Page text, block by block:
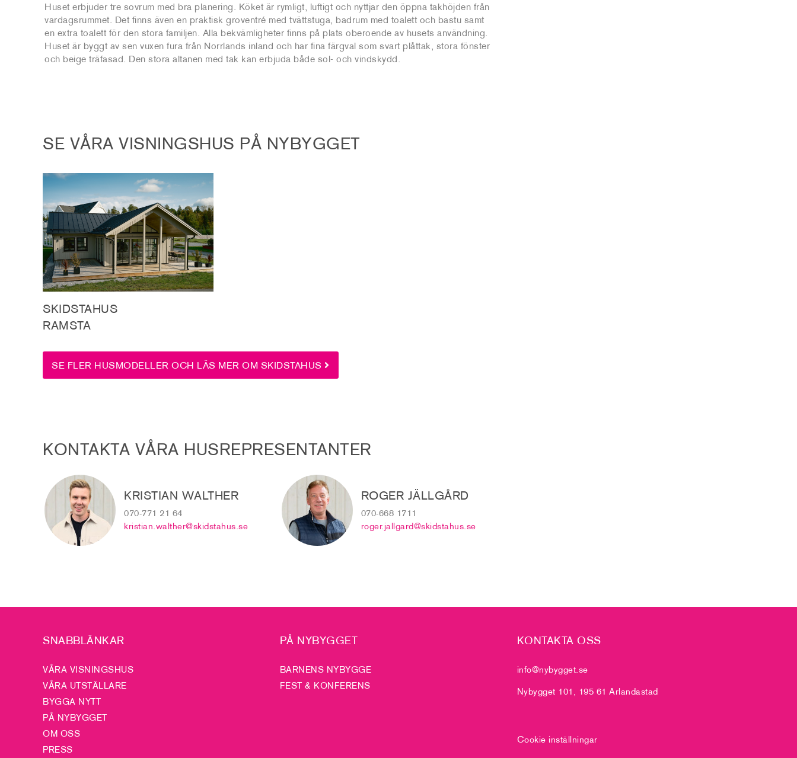
Huset erbjuder tre sovrum med bra planering. Köket är rymligt, luftigt och nyttjar den öppna takhöjden från
vardagsrummet. Det finns även en praktisk groventré med tvättstuga, badrum med toalett och bastu samt
en extra toalett för den stora familjen. Alla bekvämligheter finns på plats oberoende av husets användning.
Huset är byggt av sen vuxen fura från Norrlands inland och har fina färgval som svart plåttak, stora fönster
och beige träfasad. Den stora altanen med tak kan erbjuda både sol- och vindskydd.
SE VÅRA VISNINGSHUS PÅ NYBYGGET
SKIDSTAHUS
RAMSTA
SE FLER HUSMODELLER OCH LÄS MER OM SKIDSTAHUS
KONTAKTA VÅRA HUSREPRESENTANTER
KRISTIAN WALTHER
070-771 21 64
kristian.walther@skidstahus.se
ROGER JÄLLGÅRD
070-668 1711
roger.jallgard@skidstahus.se
SNABBLÄNKAR
VÅRA VISNINGSHUS
VÅRA UTSTÄLLARE
BYGGA NYTT
PÅ NYBYGGET
OM OSS
PRESS
PÅ NYBYGGET
BARNENS NYBYGGE
FEST & KONFERENS
KONTAKTA OSS
info@nybygget.se
Nybygget 101, 195 61 Arlandastad
Cookie inställningar